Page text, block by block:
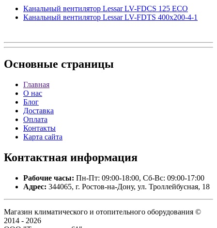
Канальный вентилятор Lessar LV-FDCS 125 ECO
Канальный вентилятор Lessar LV-FDTS 400x200-4-1
Основные страницы
Главная
О нас
Блог
Доставка
Оплата
Контакты
Карта сайта
Контактная информация
Рабочие часы: Пн-Пт: 09:00-18:00, Сб-Вс: 09:00-17:00
Адрес: 344065, г. Ростов-на-Дону, ул. Троллейбусная, 18
Магазин климатического и отопительного оборудования ©
2014 - 2026